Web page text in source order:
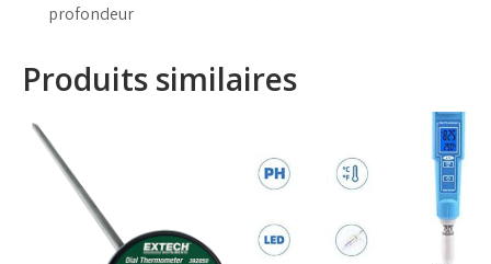
profondeur
Produits similaires